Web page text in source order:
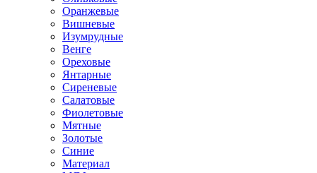
Оранжевые
Вишневые
Изумрудные
Венге
Ореховые
Янтарные
Сиреневые
Салатовые
Фиолетовые
Мятные
Золотые
Синие
Материал